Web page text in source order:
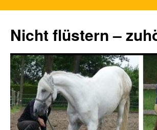
Nicht flüstern –